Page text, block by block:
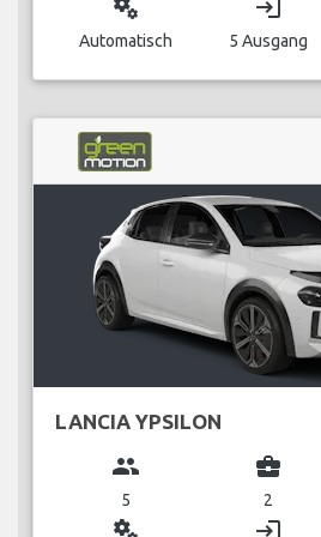
miscellaneous_services
Automatisch
login
5 Ausgang
LANCIA YPSILON
group
5
business_center
2
miscellaneous_services login